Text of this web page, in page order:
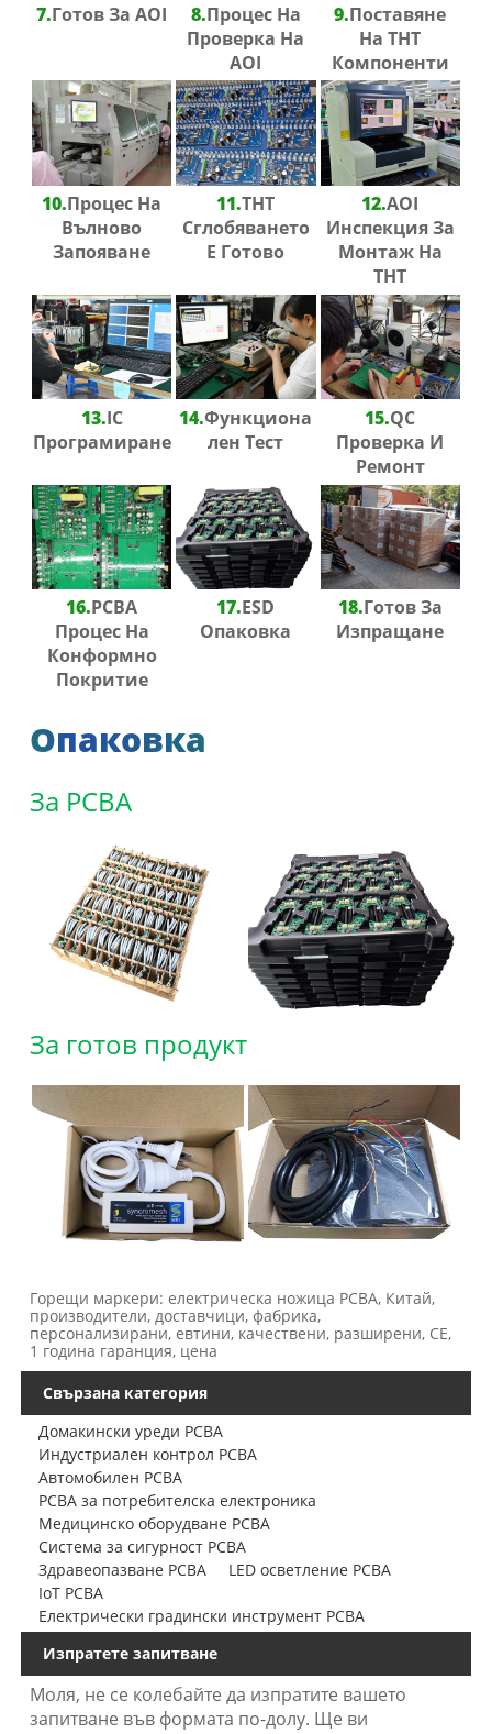
7.Готов За AOI 8.Процес На
Проверка На
AOI
9.Поставяне
На THT
Компоненти
10.Процес На
Вълново
Запояване
11.THT
Сглобяването
Е Готово
12.AOI
Инспекция За
Монтаж На
THT
13.IC
Програмиране
14.Функциона
Лен Тест
15.QC
Проверка И
Ремонт
16.PCBA
Процес На
Конформно
Покритие
17.ESD
Опаковка
18.Готов За
Изпращане
Опаковка
За PCBA
За готов продукт
Горещи маркери: електрическа ножица PCBA, Китай,
производители, доставчици, фабрика,
персонализирани, евтини, качествени, разширени, CE,
1 година гаранция, цена
Свързана категория
Домакински уреди PCBA
Индустриален контрол PCBA
Автомобилен PCBA
PCBA за потребителска електроника
Медицинско оборудване PCBA
Система за сигурност PCBA
Здравеопазване PCBA
LED осветление PCBA
IoT PCBA
Електрически градински инструмент PCBA
Изпратете запитване
Моля, не се колебайте да изпратите вашето
запитване във формата по-долу. Ще ви